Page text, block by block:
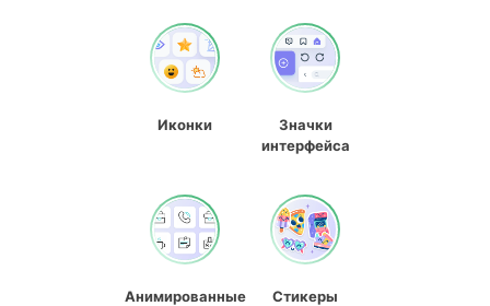
Иконки
Значки
интерфейса
Анимированные
Стикеры